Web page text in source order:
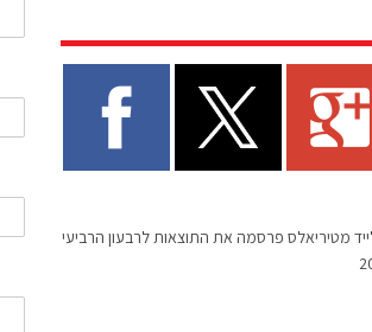
מטיריאלס פרסמה את התוצאות לרבעון הרביעי